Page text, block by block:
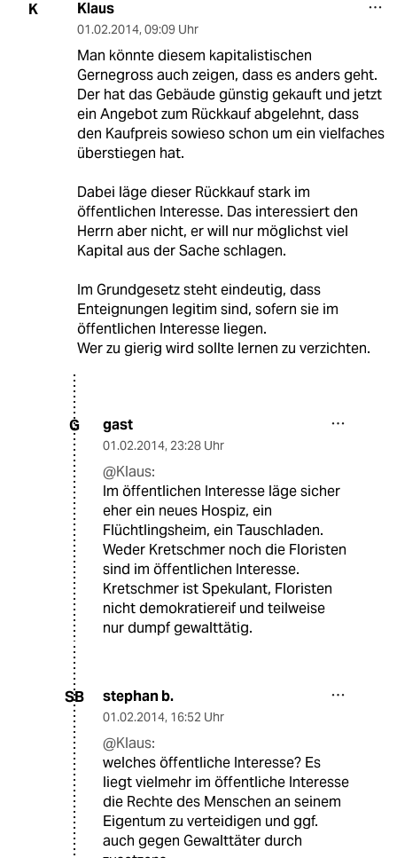
K Klaus
01.02.2014, 09:09 Uhr
Man könnte diesem kapitalistischen
Gernegross auch zeigen, dass es anders geht.
Der hat das Gebäude günstig gekauft und jetzt
ein Angebot zum Rückkauf abgelehnt, dass
den Kaufpreis sowieso schon um ein vielfaches
überstiegen hat.
Dabei läge dieser Rückkauf stark im
öffentlichen Interesse. Das interessiert den
Herrn aber nicht, er will nur möglichst viel
Kapital aus der Sache schlagen.
Im Grundgesetz steht eindeutig, dass
Enteignungen legitim sind, sofern sie im
öffentlichen Interesse liegen.
Wer zu gierig wird sollte lernen zu verzichten.
G gast
01.02.2014, 23:28 Uhr
@Klaus:
Im öffentlichen Interesse läge sicher
eher ein neues Hospiz, ein
Flüchtlingsheim, ein Tauschladen.
Weder Kretschmer noch die Floristen
sind im öffentlichen Interesse.
Kretschmer ist Spekulant, Floristen
nicht demokratiereif und teilweise
nur dumpf gewalttätig.
SB stephan b.
01.02.2014, 16:52 Uhr
@Klaus:
welches öffentliche Interesse? Es
liegt vielmehr im öffentliche Interesse
die Rechte des Menschen an seinem
Eigentum zu verteidigen und ggf.
auch gegen Gewalttäter durch